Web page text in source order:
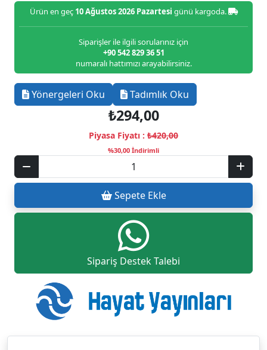
Ürün en geç 10 Ağustos 2026 Pazartesi günü kargoda.
Siparişler ile ilgili sorularınız için
+90 542 829 36 51
numaralı hattımızı arayabilirsiniz.
Yönergeleri Oku Tadımlık Oku
₺294,00
Piyasa Fiyatı : ₺420,00
%30,00 İndirimli
Sepete Ekle
Sipariş Destek Talebi